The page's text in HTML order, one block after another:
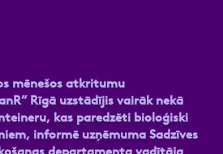
mēnešos atkritumu
Rīgā uzstādījis vairāk nekā
kas paredzēti bioloģiski
informē uzņēmuma Sadzīves